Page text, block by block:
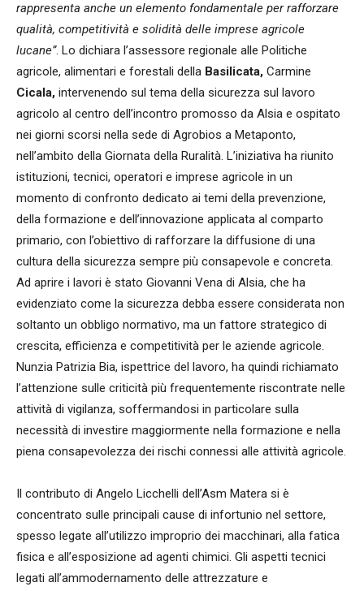
rappresenta anche un elemento fondamentale per rafforzare
qualità, competitività e solidità delle imprese agricole
lucane”. Lo dichiara l’assessore regionale alle Politiche
agricole, alimentari e forestali della Basilicata, Carmine
Cicala, intervenendo sul tema della sicurezza sul lavoro
agricolo al centro dell’incontro promosso da Alsia e ospitato
nei giorni scorsi nella sede di Agrobios a Metaponto,
nell’ambito della Giornata della Ruralità. L’iniziativa ha riunito
istituzioni, tecnici, operatori e imprese agricole in un
momento di confronto dedicato ai temi della prevenzione,
della formazione e dell’innovazione applicata al comparto
primario, con l’obiettivo di rafforzare la diffusione di una
cultura della sicurezza sempre più consapevole e concreta.
Ad aprire i lavori è stato Giovanni Vena di Alsia, che ha
evidenziato come la sicurezza debba essere considerata non
soltanto un obbligo normativo, ma un fattore strategico di
crescita, efficienza e competitività per le aziende agricole.
Nunzia Patrizia Bia, ispettrice del lavoro, ha quindi richiamato
l’attenzione sulle criticità più frequentemente riscontrate nelle
attività di vigilanza, soffermandosi in particolare sulla
necessità di investire maggiormente nella formazione e nella
piena consapevolezza dei rischi connessi alle attività agricole.
Il contributo di Angelo Licchelli dell’Asm Matera si è
concentrato sulle principali cause di infortunio nel settore,
spesso legate all’utilizzo improprio dei macchinari, alla fatica
fisica e all’esposizione ad agenti chimici. Gli aspetti tecnici
legati all’ammodernamento delle attrezzature e